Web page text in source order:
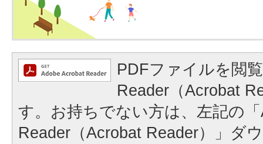
PDFファイルを閲
Reader（Acrobat
す。お持ちでない方は、左記の
Reader（Acrobat Reader）」ダ